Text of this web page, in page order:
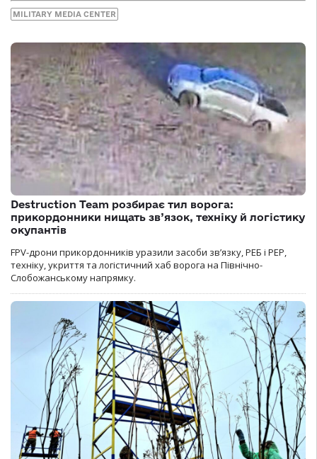
MILITARY MEDIA CENTER
Destruction Team розбирає тил ворога:
прикордонники нищать зв’язок, техніку й логістику
окупантів
FPV-дрони прикордонників уразили засоби зв’язку, РЕБ і РЕР,
техніку, укриття та логістичний хаб ворога на Північно-
Слобожанському напрямку.